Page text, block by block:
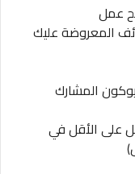
عمل
المعروضة عليك
المشارك
إلى 30 ساعة عمل على الأقل في